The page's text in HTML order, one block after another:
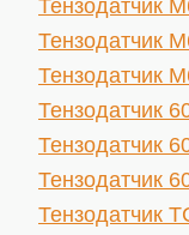
Тензодатчик
Тензодатчик
Тензодатчик
Тензодатчик
Тензодатчик
Тензодатчик
Тензодатчик